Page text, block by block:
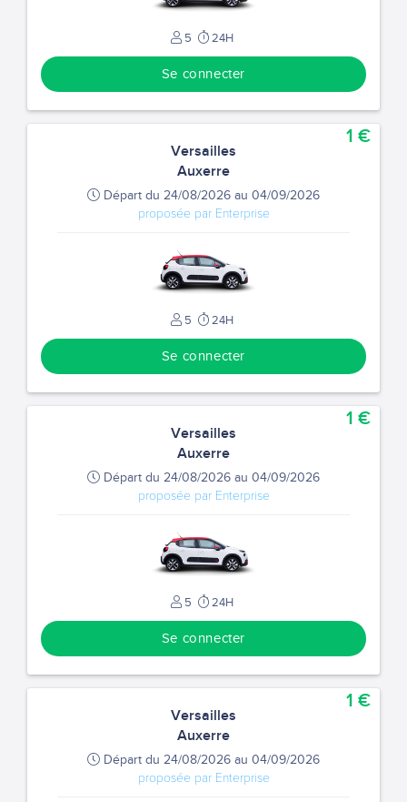
5 24H
Se connecter
Versailles
Auxerre
Départ du 24/08/2026 au 04/09/2026
proposée par Enterprise
5 24H
1 €
Se connecter
Versailles
Auxerre
Départ du 24/08/2026 au 04/09/2026
proposée par Enterprise
5 24H
1 €
Se connecter
Versailles
Auxerre
Départ du 24/08/2026 au 04/09/2026
proposée par Enterprise
1 €